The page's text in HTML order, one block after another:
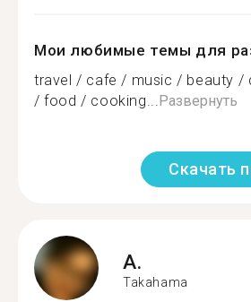
Мои любимые темы для
travel / cafe / music / beauty /
/ food / cooking...Развернуть
Скачать
A.
Takahama